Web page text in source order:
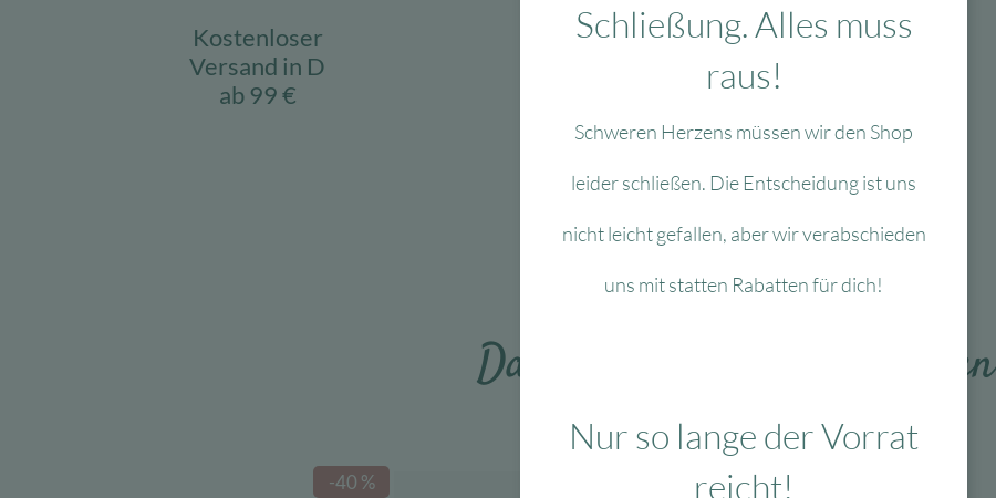
Kostenloser
Versand in D
ab 99 €
Mit viel Liebe
ausgewählte & verpackte
Produkte
Das Passt dazu
Das könnte Dir auch gefallen
-40 % -60 %
Schließung. Alles muss
raus!
Schweren Herzens müssen wir den Shop
leider schließen. Die Entscheidung ist uns
nicht leicht gefallen, aber wir verabschieden
uns mit statten Rabatten für dich!
Nur so lange der Vorrat
reicht!